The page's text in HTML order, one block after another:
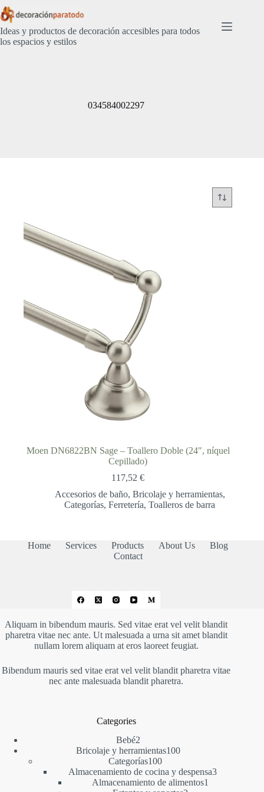
Saltar
al
contenido
Ideas y productos de decoración accesibles para todos
los espacios y estilos
034584002297
Moen DN6822BN Sage – Toallero Doble (24″, níquel
Cepillado)
117,52€
Accesorios de baño, Bricolaje y herramientas,
Categorías,Ferretería,Toalleros de barra
Home Services Products About Us
Blog
Contact
Aliquam in bibendum mauris. Sed vitae erat vel velit blandit
pharetra vitae nec ante. Ut malesuada a urna sit amet blandit
nullam lorem aliquam at eros laoreet feugiat.
Bibendum mauris sed vitae erat vel velit blandit pharetra vitae
nec ante malesuada blandit pharetra.
Categories
Bebé22
productos
Bricolaje y herramientas100100
Categorías100100
productos
Almacenamiento de cocina y despensa33
Almacenamiento de alimentos1